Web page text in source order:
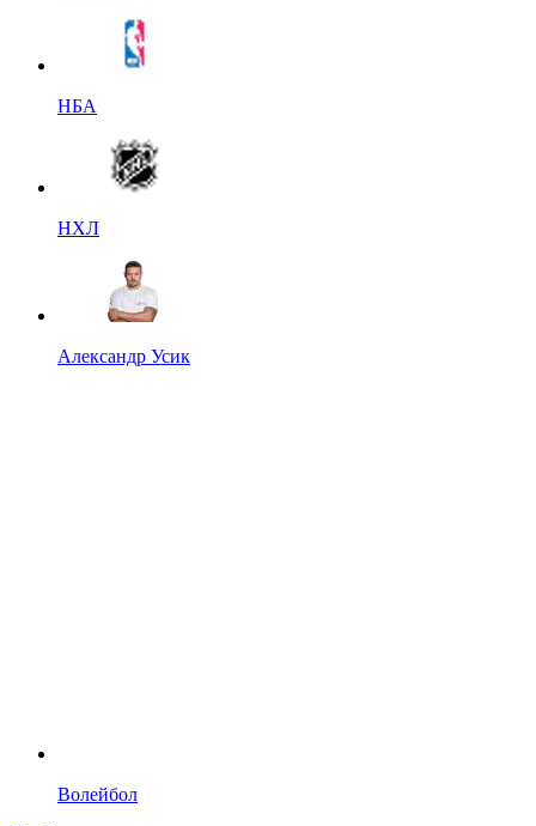
НБА
НХЛ
Александр Усик
Волейбол